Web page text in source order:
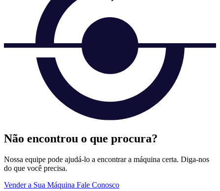
Não encontrou o que procura?
Nossa equipe pode ajudá-lo a encontrar a máquina certa. Diga-nos
do que você precisa.
Vender a Sua Máquina Fale Conosco